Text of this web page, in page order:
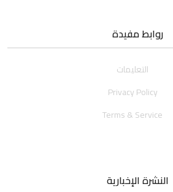
روابط مفيدة
التعليمات
Privacy Policy
Terms & Service
النشرة الإخبارية